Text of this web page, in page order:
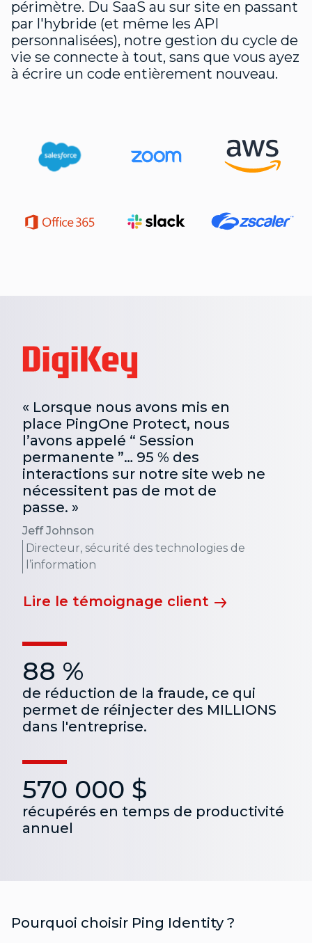
périmètre. Du SaaS au sur site en passant
par l'hybride (et même les API
personnalisées), notre gestion du cycle de
vie se connecte à tout, sans que vous ayez
à écrire un code entièrement nouveau.
« Lorsque nous avons mis en
place PingOne Protect, nous
l’avons appelé “ Session
permanente ”… 95 % des
interactions sur notre site web ne
nécessitent pas de mot de
passe. »
Jeff Johnson
Directeur, sécurité des technologies de
l’information
Lire le témoignage client
88 %
de réduction de la fraude, ce qui
permet de réinjecter des MILLIONS
dans l'entreprise.
570 000 $
récupérés en temps de productivité
annuel
Pourquoi choisir Ping Identity ?